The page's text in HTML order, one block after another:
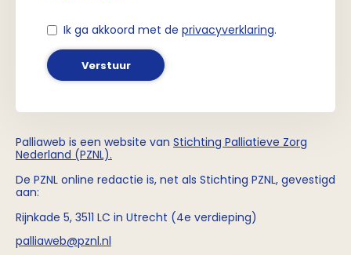
Ik ga akkoord met de privacyverklaring.
Verstuur
Palliaweb is een website van Stichting Palliatieve Zorg
Nederland (PZNL).
De PZNL online redactie is, net als Stichting PZNL, gevestigd
aan:
Rijnkade 5, 3511 LC in Utrecht (4e verdieping)
palliaweb@pznl.nl